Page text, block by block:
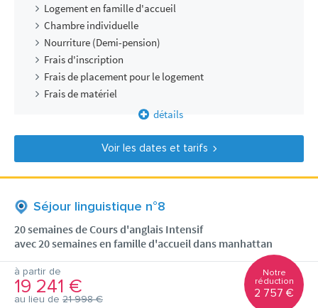
Logement en famille d'accueil
Chambre individuelle
Nourriture (Demi-pension)
Frais d'inscription
Frais de placement pour le logement
Frais de matériel
détails
Voir les dates et tarifs
Séjour linguistique n°8
20 semaines de Cours d'anglais Intensif
avec 20 semaines en famille d'accueil dans manhattan
à partir de
19 241 €
au lieu de 21 998 €
Notre
réduction
2 757 €